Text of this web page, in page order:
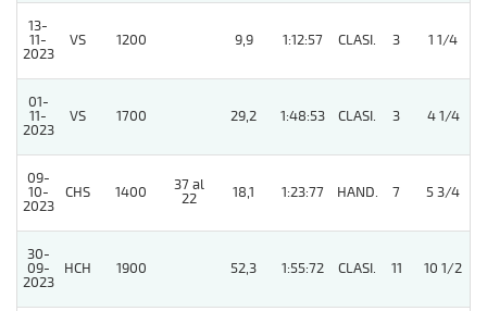
13-
11-
2023
VS 1200 9,9 1:12:57 CLASI. 3 1 1/4
01-
11-
2023
VS 1700 29,2 1:48:53 CLASI. 3 4 1/4
09-
10-
2023
CHS 1400
37 al
22
18,1 1:23:77 HAND. 7 5 3/4
30-
09-
2023
HCH 1900 52,3 1:55:72 CLASI. 11 10 1/2